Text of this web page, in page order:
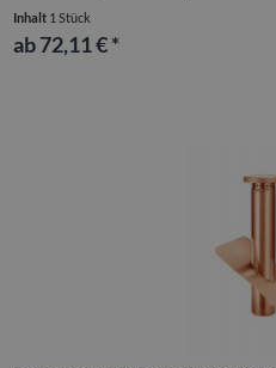
Inhalt 1 Stück
ab 72,11 € *